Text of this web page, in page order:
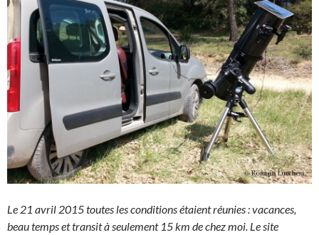
Le 21 avril 2015 toutes les conditions étaient réunies : vacances,
beau temps et transit à seulement 15 km de chez moi. Le site